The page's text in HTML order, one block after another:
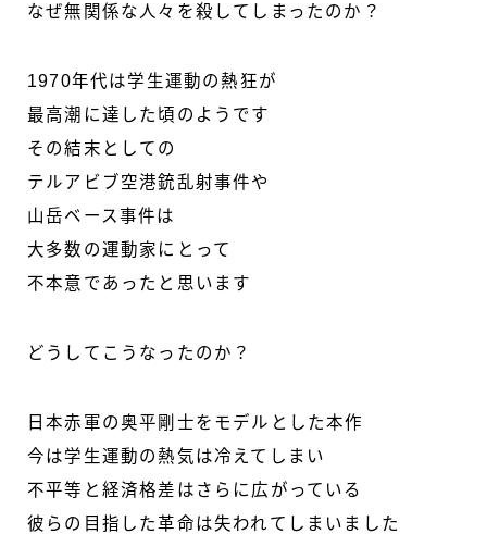
なぜ無関係な人々を殺してしまったのか？
1970年代は学生運動の熱狂が
最高潮に達した頃のようです
その結末としての
テルアビブ空港銃乱射事件や
山岳ベース事件は
大多数の運動家にとって
不本意であったと思います
どうしてこうなったのか？
日本赤軍の奥平剛士をモデルとした本作
今は学生運動の熱気は冷えてしまい
不平等と経済格差はさらに広がっている
彼らの目指した革命は失われてしまいました